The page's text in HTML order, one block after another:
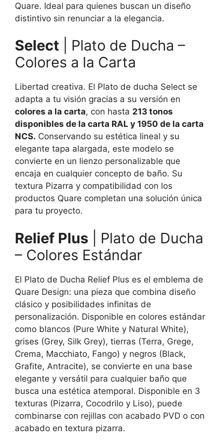
Quare. Ideal para quienes buscan un diseño
distintivo sin renunciar a la elegancia.
Select | Plato de Ducha –
Colores a la Carta
Libertad creativa. El Plato de ducha Select se
adapta a tu visión gracias a su versión en
colores a la carta, con hasta 213 tonos
disponibles de la carta RAL y 1950 de la carta
NCS. Conservando su estética lineal y su
elegante tapa alargada, este modelo se
convierte en un lienzo personalizable que
encaja en cualquier concepto de baño. Su
textura Pizarra y compatibilidad con los
productos Quare completan una solución única
para tu proyecto.
Relief Plus | Plato de Ducha
– Colores Estándar
El Plato de Ducha Relief Plus es el emblema de
Quare Design: una pieza que combina diseño
clásico y posibilidades infinitas de
personalización. Disponible en colores estándar
como blancos (Pure White y Natural White),
grises (Grey, Silk Grey), tierras (Terra, Grege,
Crema, Macchiato, Fango) y negros (Black,
Grafite, Antracite), se convierte en una base
elegante y versátil para cualquier baño que
busca una estética atemporal. Disponible en 3
texturas (Pizarra, Cocodrilo y Liso), puede
combinarse con rejillas con acabado PVD o con
acabado en textura pizarra.